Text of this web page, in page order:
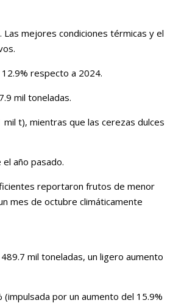
mejores condiciones térmicas y el
respecto a 2024.
mil toneladas.
t), mientras que las cerezas dulces
año pasado.
reportaron frutos de menor
mes de octubre climáticamente
mil toneladas, un ligero aumento
por un aumento del 15.9%